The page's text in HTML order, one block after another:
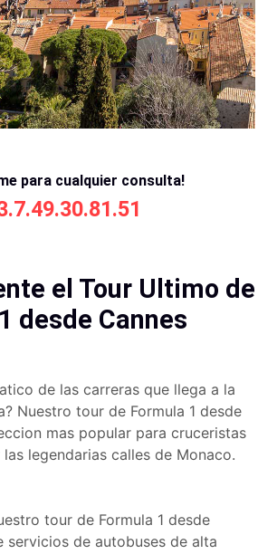
para cualquier consulta!
el Tour Ultimo de
desde Cannes
de las carreras que llega a la
Nuestro tour de Formula 1 desde
mas popular para cruceristas
legendarias calles de Monaco.
tour de Formula 1 desde
servicios de autobuses de alta